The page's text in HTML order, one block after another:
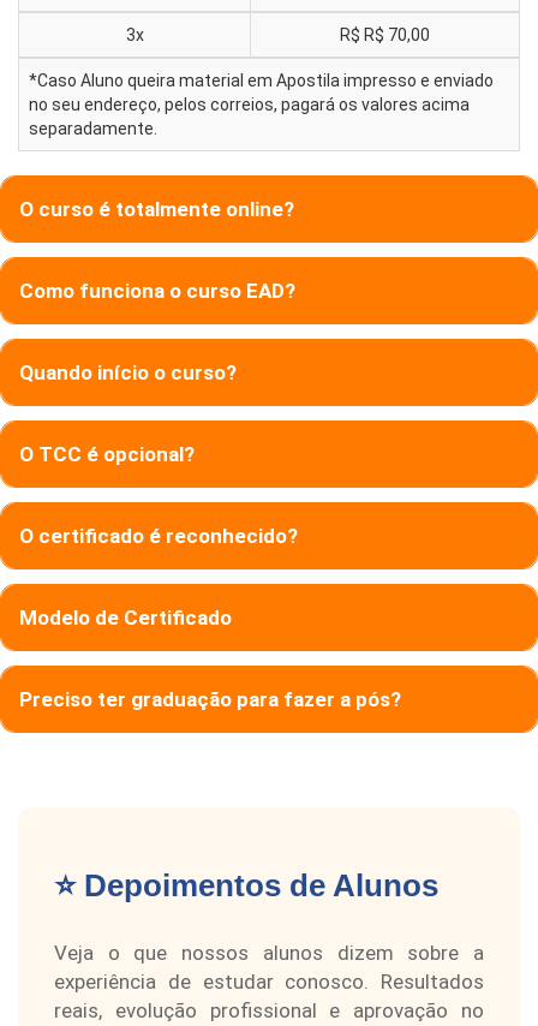
3x R$ R$ 70,00
*Caso Aluno queira material em Apostila impresso e enviado
no seu endereço, pelos correios, pagará os valores acima
separadamente.
O curso é totalmente online?
Como funciona o curso EAD?
Quando início o curso?
O TCC é opcional?
O certificado é reconhecido?
Modelo de Certificado
Preciso ter graduação para fazer a pós?
⭐ Depoimentos de Alunos
Veja o que nossos alunos dizem sobre a
experiência de estudar conosco. Resultados
reais, evolução profissional e aprovação no